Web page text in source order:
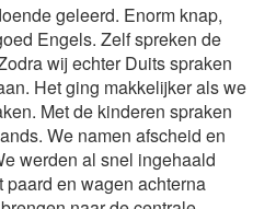
geleerd. Enorm knap,
Engels. Zelf spreken de
wij echter Duits spraken
Het ging makkelijker als we
Met de kinderen spraken
We namen afscheid en
werden al snel ingehaald
en wagen achterna